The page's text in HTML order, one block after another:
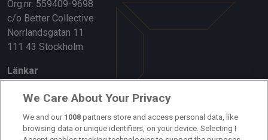
Org.nr: 559409-9698
c/o Better Collective
Norrlandsgatan 11
111 43 Stockholm
Länkar
Om oss
Kontakta oss
We Care About Your Privacy
We and our 1008 partners store and access personal data, like
browsing data or unique identifiers, on your device. Selecting I